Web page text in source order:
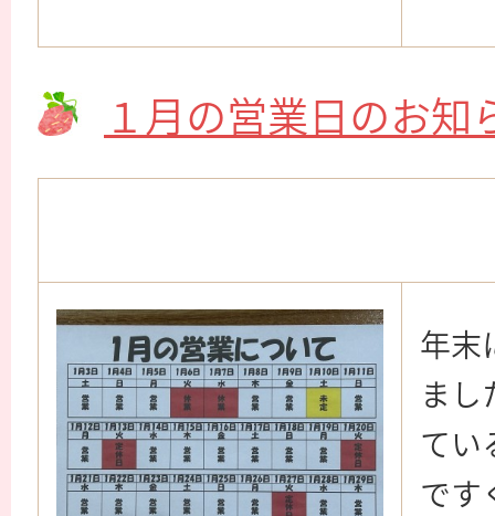
１月の営業日のお知
年末
まし
てい
です